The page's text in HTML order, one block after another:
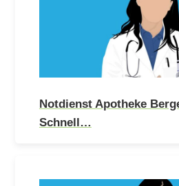
Notdienst Apotheke
Schnell…